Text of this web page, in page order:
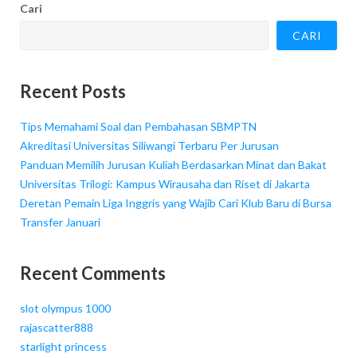
Cari
CARI
Recent Posts
Tips Memahami Soal dan Pembahasan SBMPTN
Akreditasi Universitas Siliwangi Terbaru Per Jurusan
Panduan Memilih Jurusan Kuliah Berdasarkan Minat dan Bakat
Universitas Trilogi: Kampus Wirausaha dan Riset di Jakarta
Deretan Pemain Liga Inggris yang Wajib Cari Klub Baru di Bursa
Transfer Januari
Recent Comments
slot olympus 1000
rajascatter888
starlight princess